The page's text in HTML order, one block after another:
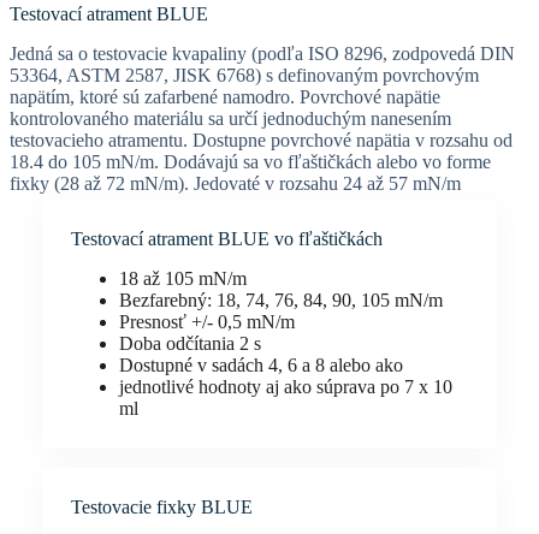
Testovací atrament BLUE
Jedná sa o testovacie kvapaliny (podľa ISO 8296, zodpovedá DIN
53364, ASTM 2587, JISK 6768) s definovaným povrchovým
napätím, ktoré sú zafarbené namodro. Povrchové napätie
kontrolovaného materiálu sa určí jednoduchým nanesením
testovacieho atramentu. Dostupne povrchové napätia v rozsahu od
18.4 do 105 mN/m. Dodávajú sa vo fľaštičkách alebo vo forme
fixky (28 až 72 mN/m). Jedovaté v rozsahu 24 až 57 mN/m
Testovací atrament BLUE vo fľaštičkách
18 až 105 mN/m
Bezfarebný: 18, 74, 76, 84, 90, 105 mN/m
Presnosť +/- 0,5 mN/m
Doba odčítania 2 s
Dostupné v sadách 4, 6 a 8 alebo ako
jednotlivé hodnoty aj ako súprava po 7 x 10
ml
Testovacie fixky BLUE